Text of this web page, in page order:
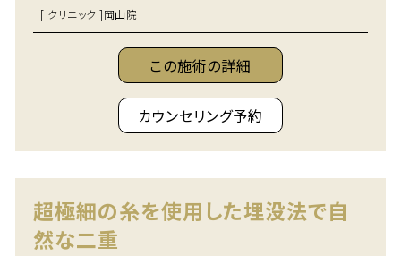
[ クリニック ]岡山院
この施術の詳細
カウンセリング予約
超極細の糸を使用した埋没法で自
然な二重